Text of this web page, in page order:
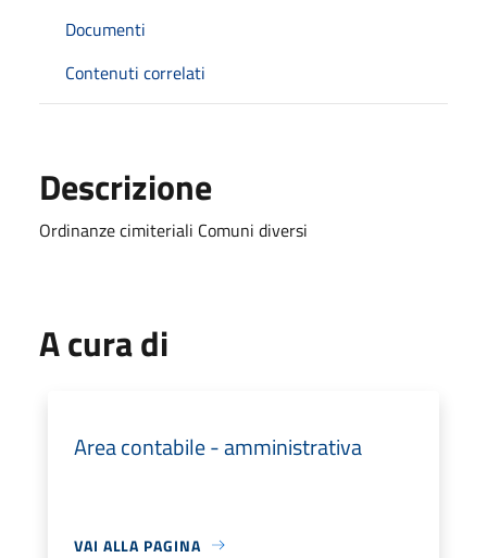
Documenti
Contenuti correlati
Descrizione
Ordinanze cimiteriali Comuni diversi
A cura di
Area contabile - amministrativa
VAI ALLA PAGINA